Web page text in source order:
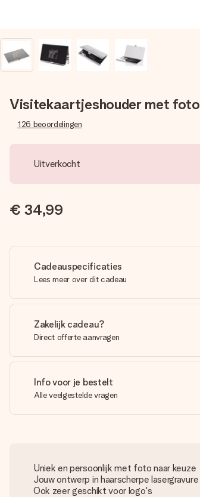
Visitekaartjeshouder met foto
126 beoordelingen
Uitverkocht
€ 34,99
Cadeauspecificaties
Lees meer over dit cadeau
Zakelijk cadeau?
Direct offerte aanvragen
Info voor je bestelt
Alle veelgestelde vragen
Uniek en persoonlijk met foto naar keuze
Jouw ontwerp in haarscherpe lasergravure
Ook zeer geschikt voor logo's